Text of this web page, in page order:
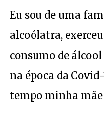
Eu sou de uma
alcoólatra,
consumo de
na época da
tempo minha mãe